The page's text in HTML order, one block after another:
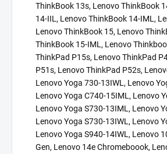
ThinkBook 13s, Lenovo ThinkBook
14-IIL, Lenovo ThinkBook 14-IML,
Lenovo ThinkBook 15, Lenovo
ThinkBook 15-IML, Lenovo
ThinkPad P15s, Lenovo ThinkPad
P51s, Lenovo ThinkPad P52s,
Lenovo Yoga 730-13IWL, Lenovo
Lenovo Yoga C740-15IML, Lenovo
Lenovo Yoga S730-13IML, Lenovo
Lenovo Yoga S730-13IWL, Lenovo
Lenovo Yoga S940-14IWL, Lenovo
Gen, Lenovo 14e Chromeboook,